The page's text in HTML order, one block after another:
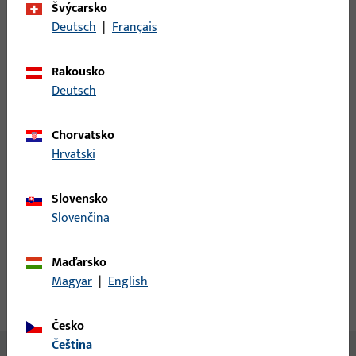
Minimální objednací jednotka
Přihlášení
Pro získání informací o ceně nebo objednávku zboží se
Popis produktu
Švýcarsko
Deutsch | Français
Rakousko
Deutsch
Chorvatsko
Hrvatski
Slovensko
Slovenčina
Maďarsko
Magyar | English
Česko
čeština